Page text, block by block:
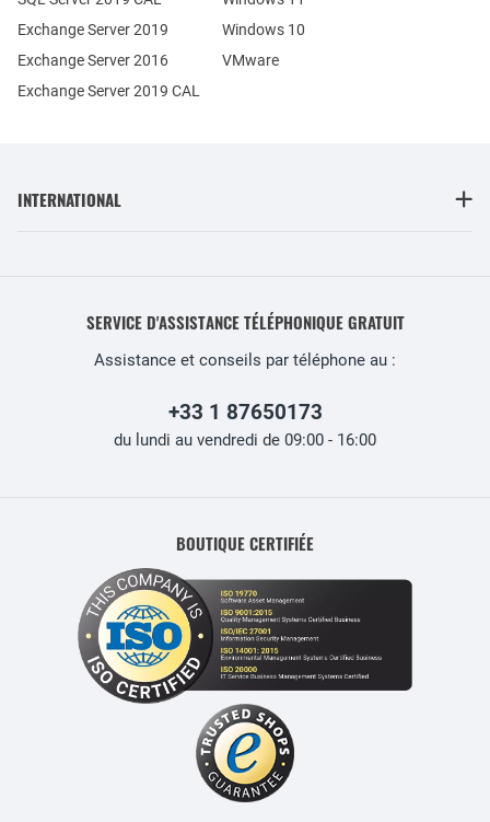
Exchange Server 2019
Exchange Server 2016
Exchange Server 2019 CAL
Windows 10
VMware
INTERNATIONAL
SERVICE D'ASSISTANCE TÉLÉPHONIQUE GRATUIT
Assistance et conseils par téléphone au :
+33 1 87650173
du lundi au vendredi de 09:00 - 16:00
BOUTIQUE CERTIFIÉE